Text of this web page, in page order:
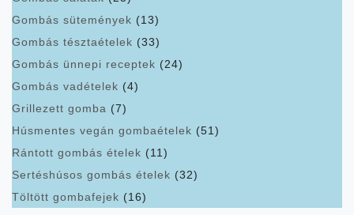
Gombás sütemények (13)
Gombás tésztaételek (33)
Gombás ünnepi receptek (24)
Gombás vadételek (4)
Grillezett gomba (7)
Húsmentes vegán gombaételek (51)
Rántott gombás ételek (11)
Sertéshúsos gombás ételek (32)
Töltött gombafejek (16)